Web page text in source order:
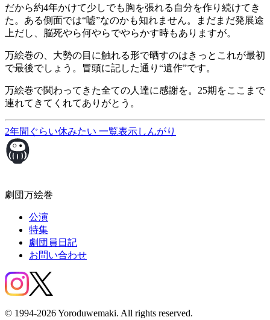
だから約4年かけて少しでも胸を張れる自分を作り続けてき
た。ある側面では“嘘”なのかも知れません。まだまだ発展途
上だし、脳死やら何やらでやらかす時もありますが。
万絵巻の、大勢の目に触れる形で晒すのはきっとこれが最初
で最後でしょう。冒頭に記した通り“遺作”です。
万絵巻で関わってきた全ての人達に感謝を。25期をここまで
連れてきてくれてありがとう。
2年間ぐらい休みたい 一覧表示しんがり
劇団万絵巻
公演
特集
劇団員日記
お問い合わせ
© 1994-2026 Yoroduwemaki. All rights reserved.